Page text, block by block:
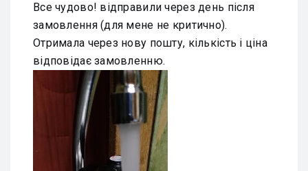
Все чудово! відправили через день після
замовлення (для мене не критично).
Отримала через нову пошту, кількість і ціна
відповідає замовленню.